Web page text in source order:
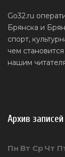
Go32.ru
Брянска и
спорт,
чем
нашим
Архив записей
Пн Вт Ср Чт